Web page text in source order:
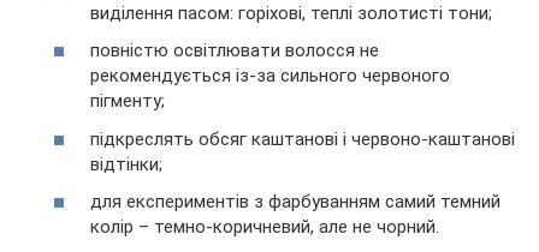
виділення пасом: горіхові, теплі золотисті тони;
повністю освітлювати волосся не
рекомендується із-за сильного червоного
пігменту;
підкреслять обсяг каштанові і червоно-каштанові
відтінки;
для експериментів з фарбуванням самий темний
колір – темно-коричневий, але не чорний.